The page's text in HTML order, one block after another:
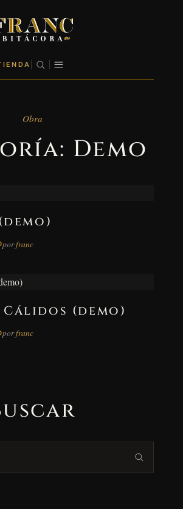
Obra
Demo
porfranc
(demo)
porfranc